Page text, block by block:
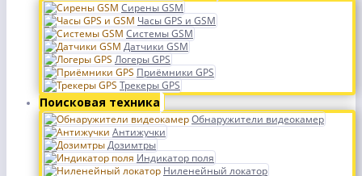
Сирены GSM
Часы GPS и GSM
Системы GSM
Датчики GSM
Логеры GPS
Приёмники GPS
Трекеры GPS
Поисковая техника
Обнаружители видеокамер
Антижучки
Дозимтры
Индикатор поля
Ниленейный локатор